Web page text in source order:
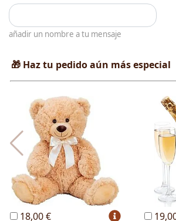
añadir un nombre a tu mensaje
🎁 Haz tu pedido aún más especial
18,00 €